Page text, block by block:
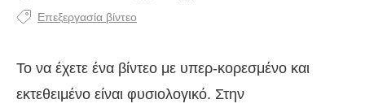
Επεξεργασία βίντεο
Το να έχετε ένα βίντεο με υπερ-κορεσμένο και
εκτεθειμένο είναι φυσιολογικό. Στην